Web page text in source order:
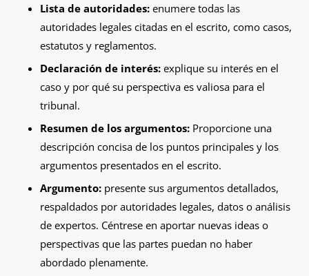
Lista de autoridades:enumere todas las
autoridades legales citadas en el escrito, como casos,
estatutos y reglamentos.
Declaración de interés:explique su interés en el
caso y por qué su perspectiva es valiosa para el
tribunal.
Resumen de los argumentos: Proporcione una
descripción concisa de los puntos principales y los
argumentos presentados en el escrito.
Argumento: presente sus argumentos detallados,
respaldados por autoridades legales, datos o análisis
de expertos. Céntrese en aportar nuevas ideas o
perspectivas que las partes puedan no haber
abordado plenamente.